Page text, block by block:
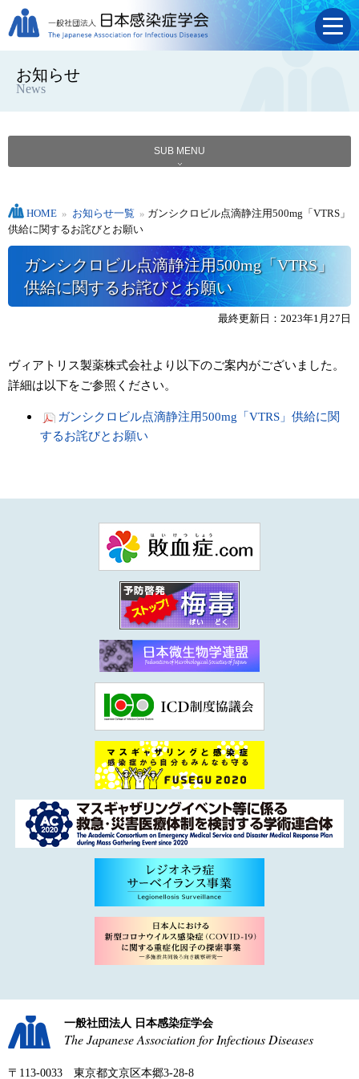
お知らせ
News
SUB MENU
HOME » お知らせ一覧 » ガンシクロビル点滴静注用500mg「VTRS」
供給に関するお詫びとお願い
ガンシクロビル点滴静注用500mg「VTRS」
供給に関するお詫びとお願い
最終更新日：2023年1月27日
ヴィアトリス製薬株式会社より以下のご案内がございました。
詳細は以下をご参照ください。
ガンシクロビル点滴静注用500mg「VTRS」供給に関
するお詫びとお願い
一般社団法人 日本感染症学会
The Japanese Association for Infectious Diseases
〒113-0033 東京都文京区本郷3-28-8